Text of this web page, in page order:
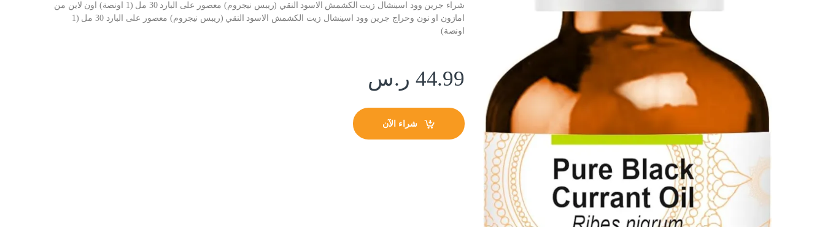
شراء جرين وود اسينشال زيت الكشمش الاسود النقي (ريبس نيجروم) معصور على البارد 30 مل (1 اونصة) اون لاين من
امازون او نون وحراج جرين وود اسينشال زيت الكشمش الاسود النقي (ريبس نيجروم) معصور على البارد 30 مل (1
اونصة)
44.99 ر.س
شراء الآن